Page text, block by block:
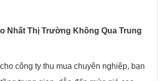
Nhất Thị Trường Không Qua Trung
công ty thu mua chuyên nghiệp, bạn